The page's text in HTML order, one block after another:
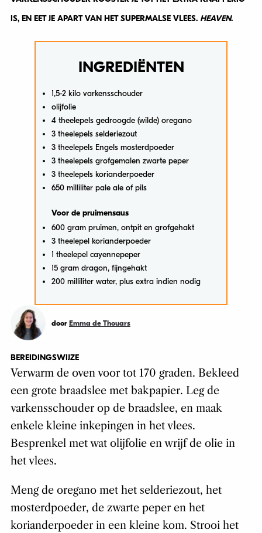
IS, EN EET JE APART VAN HET SUPERMALSE VLEES. HEAVEN.
INGREDIËNTEN
1,5-2 kilo varkensschouder
olijfolie
4 theelepels gedroogde (wilde) oregano
3 theelepels selderiezout
3 theelepels Engels mosterdpoeder
3 theelepels grofgemalen zwarte peper
3 theelepels korianderpoeder
650 milliliter pale ale of pils
Voor de pruimensaus
600 gram pruimen, ontpit en grofgehakt
3 theelepel korianderpoeder
1 theelepel cayennepeper
15 gram dragon, fijngehakt
200 milliliter water, plus extra indien nodig
door Emma de Thouars
BEREIDINGSWIJZE
Verwarm de oven voor tot 170 graden. Bekleed
een grote braadslee met bakpapier. Leg de
varkensschouder op de braadslee, en maak
enkele kleine inkepingen in het vlees.
Besprenkel met wat olijfolie en wrijf de olie in
het vlees.
Meng de oregano met het selderiezout, het
mosterdpoeder, de zwarte peper en het
korianderpoeder in een kleine kom. Strooi het